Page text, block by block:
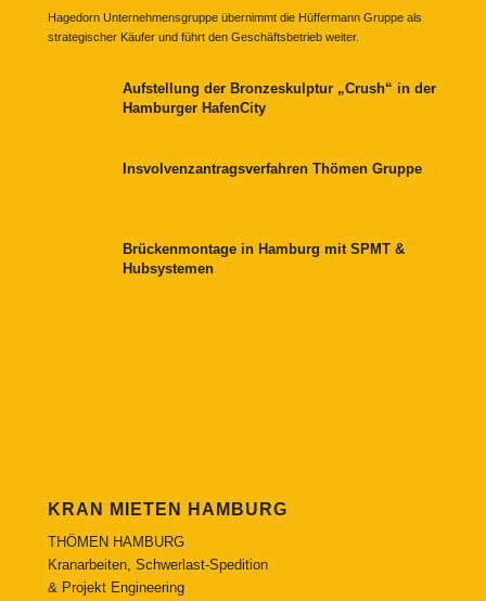
Hagedorn Unternehmensgruppe übernimmt die Hüffermann Gruppe als
strategischer Käufer und führt den Geschäftsbetrieb weiter.
Aufstellung der Bronzeskulptur „Crush“ in der
Hamburger HafenCity
Insvolvenzantragsverfahren Thömen Gruppe
Brückenmontage in Hamburg mit SPMT &
Hubsystemen
KRAN MIETEN HAMBURG
THÖMEN HAMBURG
Kranarbeiten, Schwerlast-Spedition
& Projekt Engineering